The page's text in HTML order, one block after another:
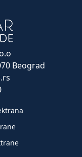
Beograd